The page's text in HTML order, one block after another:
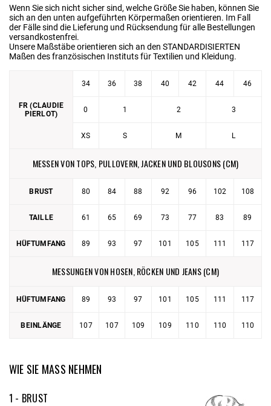
Wenn Sie sich nicht sicher sind, welche Größe Sie haben, können Sie
sich an den unten aufgeführten Körpermaßen orientieren. Im Fall
der Fälle sind die Lieferung und Rücksendung für alle Bestellungen
versandkostenfrei.
Unsere Maßstäbe orientieren sich an den STANDARDISIERTEN
Maßen des französischen Instituts für Textilien und Kleidung.
FR (CLAUDIE
PIERLOT)
34 36 38 40 42 44 46
0 1 2 3
XS S M L
MESSEN VON TOPS, PULLOVERN, JACKEN UND BLOUSONS (CM)
BRUST 80 84 88 92 96 102 108
TAILLE 61 65 69 73 77 83 89
HÜFTUMFANG 89 93 97 101 105 111 117
MESSUNGEN VON HOSEN, RÖCKEN UND JEANS (CM)
HÜFTUMFANG 89 93 97 101 105 111 117
BEINLÄNGE 107 107 109 109 110 110 110
WIE SIE MASS NEHMEN
1 - BRUST